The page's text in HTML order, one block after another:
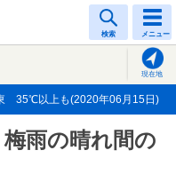
検索 メニュー
現在地
35℃以上も(2020年06月15日)
雨の晴れ間の